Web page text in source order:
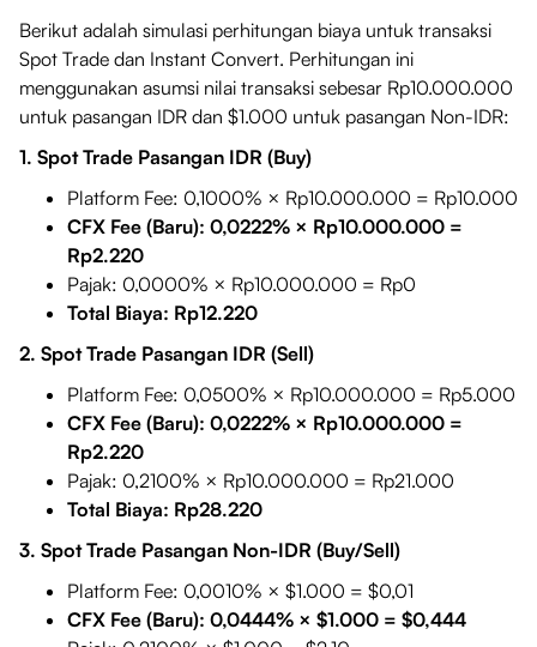
Berikut adalah simulasi perhitungan biaya untuk transaksi
Spot Trade dan Instant Convert. Perhitungan ini
menggunakan asumsi nilai transaksi sebesar Rp10.000.000
untuk pasangan IDR dan $1.000 untuk pasangan Non-IDR:
1. Spot Trade Pasangan IDR (Buy)
Platform Fee: 0,1000% × Rp10.000.000 = Rp10.000
CFX Fee (Baru): 0,0222% × Rp10.000.000 =
Rp2.220
Pajak: 0,0000% × Rp10.000.000 = Rp0
Total Biaya: Rp12.220
2. Spot Trade Pasangan IDR (Sell)
Platform Fee: 0,0500% × Rp10.000.000 = Rp5.000
CFX Fee (Baru): 0,0222% × Rp10.000.000 =
Rp2.220
Pajak: 0,2100% × Rp10.000.000 = Rp21.000
Total Biaya: Rp28.220
3. Spot Trade Pasangan Non-IDR (Buy/Sell)
Platform Fee: 0,0010% × $1.000 = $0,01
CFX Fee (Baru): 0,0444% × $1.000 = $0,444